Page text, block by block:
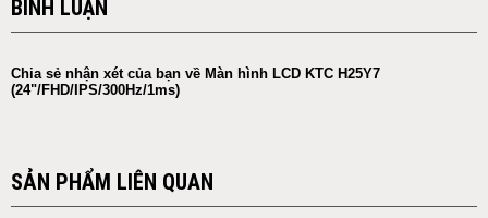
BÌNH LUẬN
Chia sẻ nhận xét của bạn về Màn hình LCD KTC H25Y7
(24"/FHD/IPS/300Hz/1ms)
SẢN PHẨM LIÊN QUAN